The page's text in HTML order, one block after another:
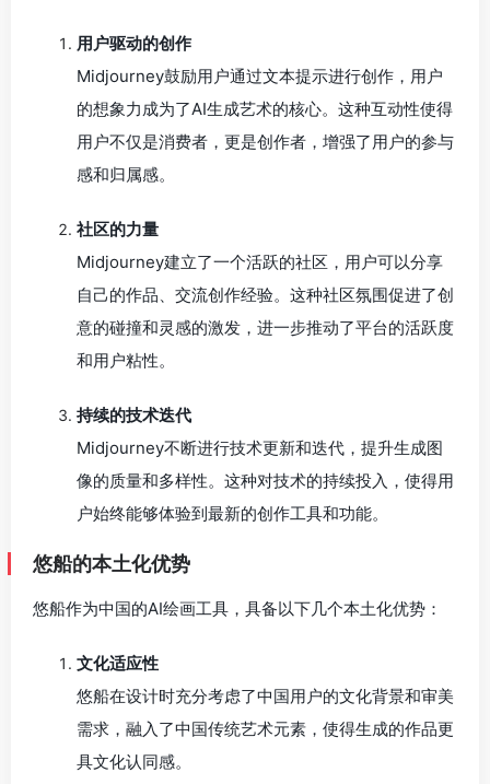
用户驱动的创作
Midjourney鼓励用户通过文本提示进行创作，用户
的想象力成为了AI生成艺术的核心。这种互动性使得
用户不仅是消费者，更是创作者，增强了用户的参与
感和归属感。
社区的力量
Midjourney建立了一个活跃的社区，用户可以分享
自己的作品、交流创作经验。这种社区氛围促进了创
意的碰撞和灵感的激发，进一步推动了平台的活跃度
和用户粘性。
持续的技术迭代
Midjourney不断进行技术更新和迭代，提升生成图
像的质量和多样性。这种对技术的持续投入，使得用
户始终能够体验到最新的创作工具和功能。
悠船的本土化优势
悠船作为中国的AI绘画工具，具备以下几个本土化优势：
文化适应性
悠船在设计时充分考虑了中国用户的文化背景和审美
需求，融入了中国传统艺术元素，使得生成的作品更
具文化认同感。